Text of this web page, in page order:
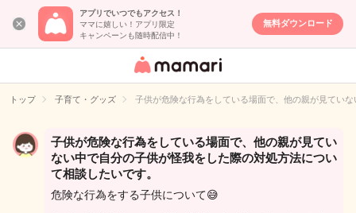
アプリでいつでもアクセス！
ママに嬉しい！アプリ限定
キャンペーンも随時配信中！
無料ダウンロード
女性専用匿名QA
イト
トップ 子育て・グッズ 子供が危険な行為をしている場面で、他の親が見てい
子供が危険な行為をしている場面で、他の親が見てい
ない中で自分の子供が怪我をした際の対処方法につい
て相談したいです。
危険な行為をする子供について😅